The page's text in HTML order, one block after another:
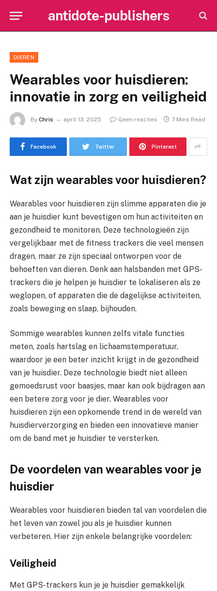
antidote-publishers
DIEREN
Wearables voor huisdieren:
innovatie in zorg en veiligheid
By Chris april 13, 2025 Geen reacties 7 Mins Read
Facebook Twitter Pinterest
Wat zijn wearables voor huisdieren?
Wearables voor huisdieren zijn slimme apparaten die je
aan je huisdier kunt bevestigen om hun activiteiten en
gezondheid te monitoren. Deze technologieën zijn
vergelijkbaar met de fitness trackers die veel mensen
dragen, maar ze zijn speciaal ontworpen voor de
behoeften van dieren. Denk aan halsbanden met GPS-
trackers die je helpen je huisdier te lokaliseren als ze
weglopen, of apparaten die de dagelijkse activiteiten,
zoals beweging en slaap, bijhouden.
Sommige wearables kunnen zelfs vitale functies
meten, zoals hartslag en lichaamstemperatuur,
waardoor je een beter inzicht krijgt in de gezondheid
van je huisdier. Deze technologie biedt niet alleen
gemoedsrust voor baasjes, maar kan ook bijdragen aan
een betere zorg voor je dier. Wearables voor
huisdieren zijn een opkomende trend in de wereld van
huisdierverzorging en bieden een innovatieve manier
om de band met je huisdier te versterken.
De voordelen van wearables voor je
huisdier
Wearables voor huisdieren bieden tal van voordelen die
het leven van zowel jou als je huisdier kunnen
verbeteren. Hier zijn enkele belangrijke voordelen:
Veiligheid
Met GPS-trackers kun je je huisdier gemakkelijk